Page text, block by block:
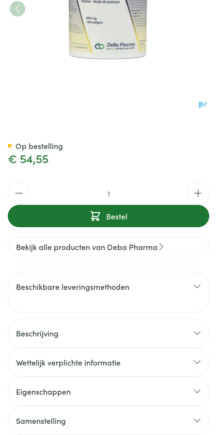
€ 54,55
Bestel
Op bestelling
Bekijk alle producten van Deba Pharma
Beschikbare leveringsmethoden
Beschrijving
Wettelijk verplichte informatie
Eigenschappen
Samenstelling